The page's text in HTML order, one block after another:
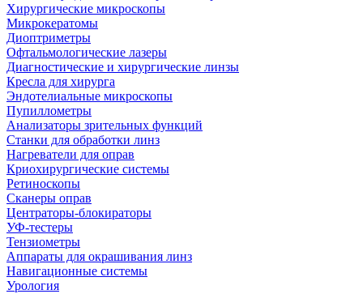
Хирургические микроскопы
Микрокератомы
Диоптриметры
Офтальмологические лазеры
Диагностические и хирургические линзы
Кресла для хирурга
Эндотелиальные микроскопы
Пупиллометры
Анализаторы зрительных функций
Станки для обработки линз
Нагреватели для оправ
Криохирургические системы
Ретиноскопы
Сканеры оправ
Центраторы-блокираторы
УФ-тестеры
Тензиометры
Аппараты для окрашивания линз
Навигационные системы
Урология